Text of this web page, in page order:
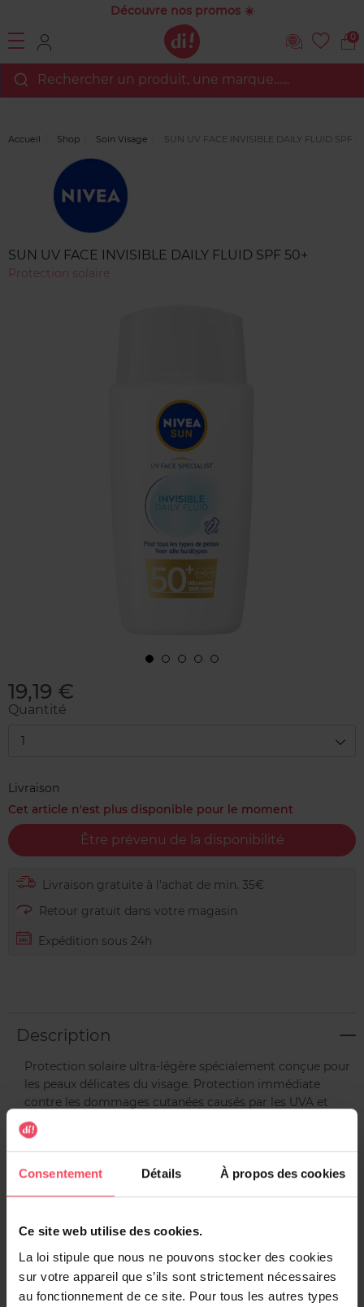
Consentement Détails À propos des cookies
Ce site web utilise des cookies.
La loi stipule que nous ne pouvons stocker des cookies
sur votre appareil que s’ils sont strictement nécessaires
au fonctionnement de ce site. Pour tous les autres types
Découvre nos promos ☀️
0
Rechercher un produit, une marque…...
Accueil Shop Soin Visage SUN UV FACE INVISIBLE DAILY FLUID SPF
SUN UV FACE INVISIBLE DAILY FLUID SPF 50+
Protection solaire
19,19 €
Quantité
1
Livraison
Cet article n'est plus disponible pour le moment
Être prévenu de la disponibilité
Livraison gratuite à l'achat de min. 35€
Retour gratuit dans votre magasin
Expédition sous 24h
Description
Protection solaire ultra-légère spécialement conçue pour
les peaux délicates du visage. Protection immédiate
contre les dommages cutanées causés par les UVA et
UVB, tels que le vieillissement prématuré de la peau. Le
fluide doux et ultra-léger au Niacinamide est non gras,
non collant et ne laisse pas de résidus blancs. Procure un
effet mat pendant 8 heures pour un aspect non brillant et
active les défenses naturelles de la peau. Idéal pour un
superpositions. Invisible sur tous les tons de peau.
Recommandé pour tous les types de peau et convient
pour les peaux sensibles. Compatibilité avec la peau